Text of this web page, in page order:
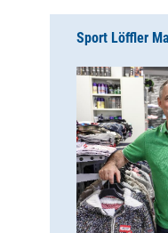
Sport Löffler